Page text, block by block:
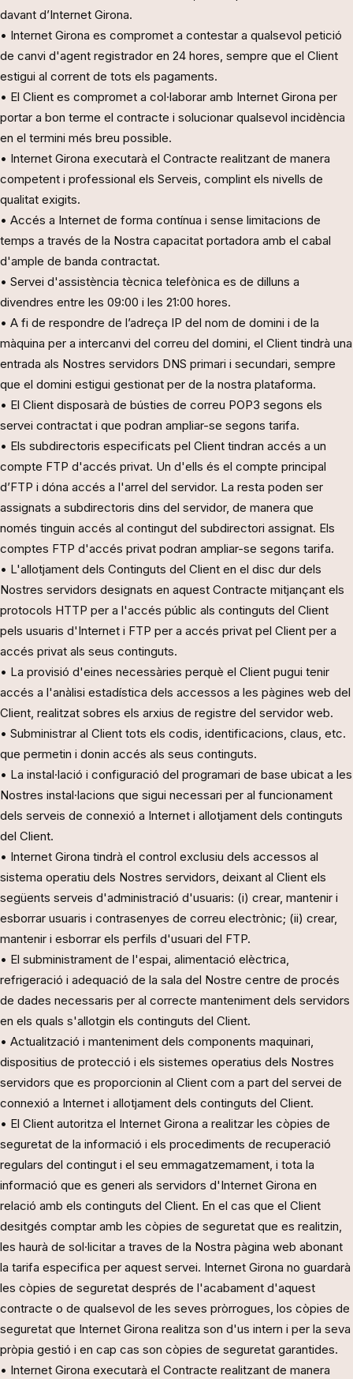
davant d’Internet Girona.
• Internet Girona es compromet a contestar a qualsevol petició
de canvi d'agent registrador en 24 hores, sempre que el Client
estigui al corrent de tots els pagaments.
• El Client es compromet a col·laborar amb Internet Girona per
portar a bon terme el contracte i solucionar qualsevol incidència
en el termini més breu possible.
• Internet Girona executarà el Contracte realitzant de manera
competent i professional els Serveis, complint els nivells de
qualitat exigits.
• Accés a Internet de forma contínua i sense limitacions de
temps a través de la Nostra capacitat portadora amb el cabal
d'ample de banda contractat.
• Servei d'assistència tècnica telefònica es de dilluns a
divendres entre les 09:00 i les 21:00 hores.
• A fi de respondre de l’adreça IP del nom de domini i de la
màquina per a intercanvi del correu del domini, el Client tindrà una
entrada als Nostres servidors DNS primari i secundari, sempre
que el domini estigui gestionat per de la nostra plataforma.
• El Client disposarà de bústies de correu POP3 segons els
servei contractat i que podran ampliar-se segons tarifa.
• Els subdirectoris especificats pel Client tindran accés a un
compte FTP d'accés privat. Un d'ells és el compte principal
d’FTP i dóna accés a l'arrel del servidor. La resta poden ser
assignats a subdirectoris dins del servidor, de manera que
només tinguin accés al contingut del subdirectori assignat. Els
comptes FTP d'accés privat podran ampliar-se segons tarifa.
• L'allotjament dels Continguts del Client en el disc dur dels
Nostres servidors designats en aquest Contracte mitjançant els
protocols HTTP per a l'accés públic als continguts del Client
pels usuaris d'Internet i FTP per a accés privat pel Client per a
accés privat als seus continguts.
• La provisió d'eines necessàries perquè el Client pugui tenir
accés a l'anàlisi estadística dels accessos a les pàgines web del
Client, realitzat sobres els arxius de registre del servidor web.
• Subministrar al Client tots els codis, identificacions, claus, etc.
que permetin i donin accés als seus continguts.
• La instal·lació i configuració del programari de base ubicat a les
Nostres instal·lacions que sigui necessari per al funcionament
dels serveis de connexió a Internet i allotjament dels continguts
del Client.
• Internet Girona tindrà el control exclusiu dels accessos al
sistema operatiu dels Nostres servidors, deixant al Client els
següents serveis d'administració d'usuaris: (i) crear, mantenir i
esborrar usuaris i contrasenyes de correu electrònic; (ii) crear,
mantenir i esborrar els perfils d'usuari del FTP.
• El subministrament de l'espai, alimentació elèctrica,
refrigeració i adequació de la sala del Nostre centre de procés
de dades necessaris per al correcte manteniment dels servidors
en els quals s'allotgin els continguts del Client.
• Actualització i manteniment dels components maquinari,
dispositius de protecció i els sistemes operatius dels Nostres
servidors que es proporcionin al Client com a part del servei de
connexió a Internet i allotjament dels continguts del Client.
• El Client autoritza el Internet Girona a realitzar les còpies de
seguretat de la informació i els procediments de recuperació
regulars del contingut i el seu emmagatzemament, i tota la
informació que es generi als servidors d'Internet Girona en
relació amb els continguts del Client. En el cas que el Client
desitgés comptar amb les còpies de seguretat que es realitzin,
les haurà de sol·licitar a traves de la Nostra pàgina web abonant
la tarifa especifica per aquest servei. Internet Girona no guardarà
les còpies de seguretat després de l'acabament d'aquest
contracte o de qualsevol de les seves pròrrogues, los còpies de
seguretat que Internet Girona realitza son d'us intern i per la seva
pròpia gestió i en cap cas son còpies de seguretat garantides.
• Internet Girona executarà el Contracte realitzant de manera